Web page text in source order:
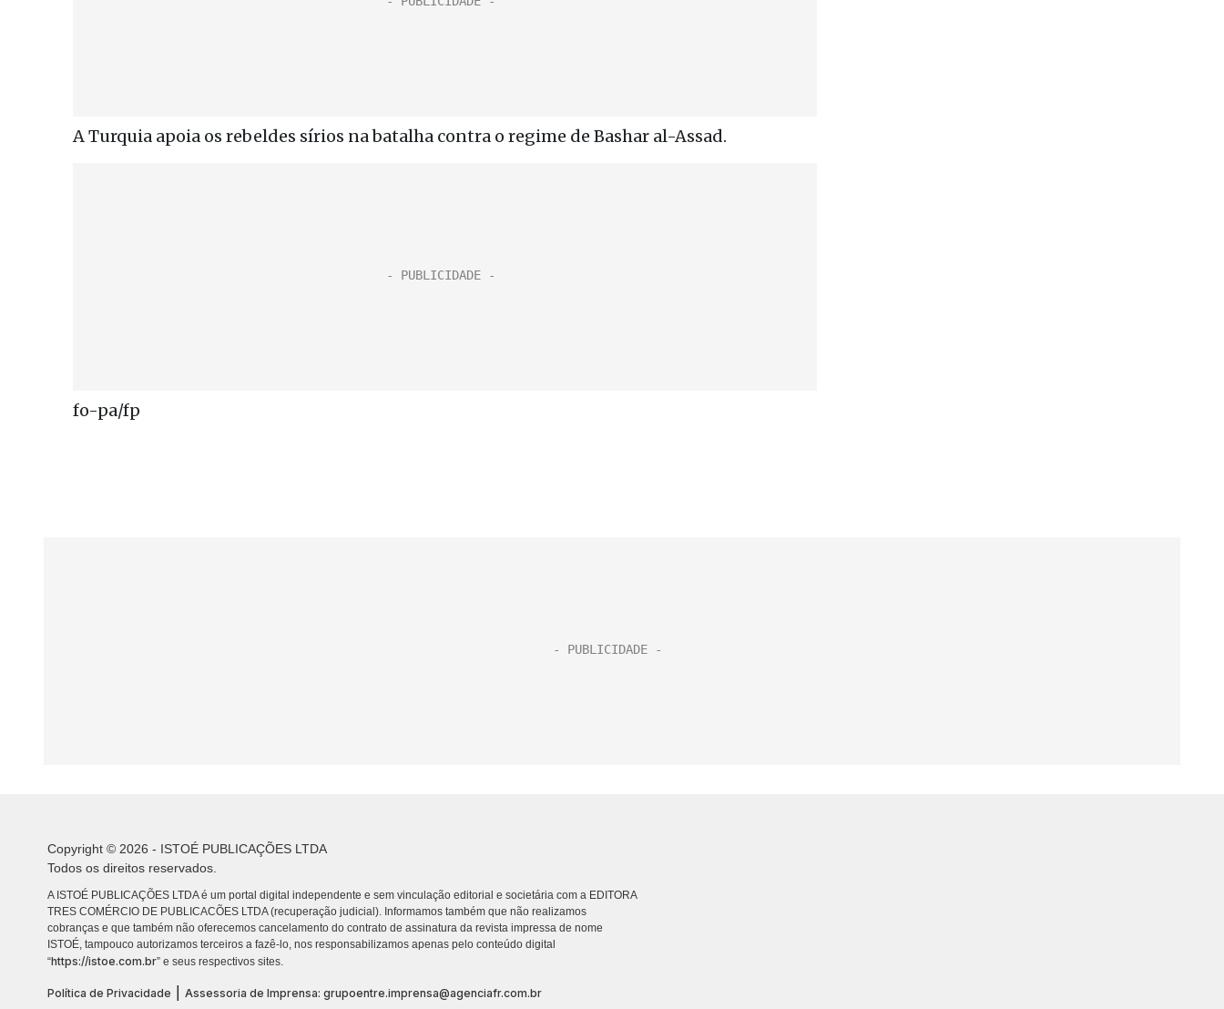
A Turquia apoia os rebeldes sírios na batalha contra o regime de Bashar al-Assad.
fo-pa/fp
Copyright © 2026 - ISTOÉ PUBLICAÇÕES LTDA
Todos os direitos reservados.
A ISTOÉ PUBLICAÇÕES LTDA é um portal digital independente e sem vinculação editorial e societária com a EDITORA
TRES COMÉRCIO DE PUBLICACÕES LTDA (recuperação judicial). Informamos também que não realizamos
cobranças e que também não oferecemos cancelamento do contrato de assinatura da revista impressa de nome
ISTOÉ, tampouco autorizamos terceiros a fazê-lo, nos responsabilizamos apenas pelo conteúdo digital
“https://istoe.com.br” e seus respectivos sites.
Política de Privacidade Assessoria de Imprensa: grupoentre.imprensa@agenciafr.com.br